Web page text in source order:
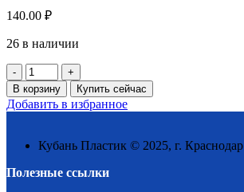
140.00 ₽
26 в наличии
Количество
товара
Кашпо"Милих"№3
(3,5л.)
В корзину Купить сейчас
Добавить в избранное
Кубань Пластик © 2025, г. Краснодар
Полезные ссылки